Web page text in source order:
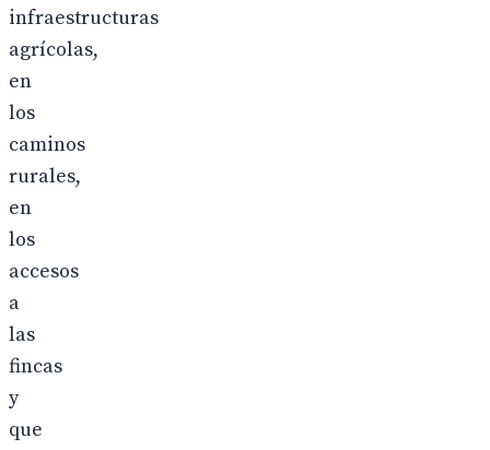
infraestructuras
agrícolas,
en
los
caminos
rurales,
en
los
accesos
a
las
fincas
y
que